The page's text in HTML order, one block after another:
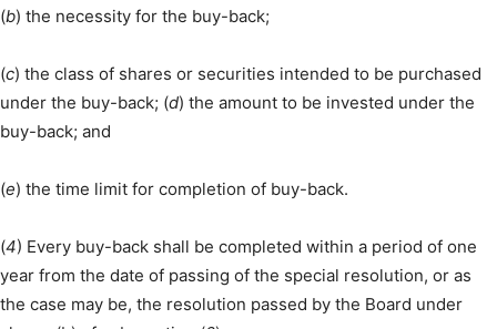
(b) the necessity for the buy-back;
(c) the class of shares or securities intended to be purchased
under the buy-back; (d) the amount to be invested under the
buy-back; and
(e) the time limit for completion of buy-back.
(4) Every buy-back shall be completed within a period of one
year from the date of passing of the special resolution, or as
the case may be, the resolution passed by the Board under